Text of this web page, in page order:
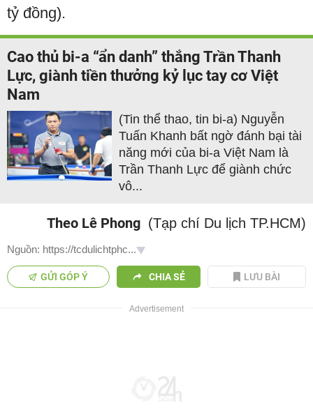
tỷ đồng).
Cao thủ bi-a “ẩn danh” thắng Trần Thanh
Lực, giành tiền thưởng kỷ lục tay cơ Việt
Nam
(Tin thể thao, tin bi-a) Nguyễn
Tuấn Khanh bất ngờ đánh bại tài
năng mới của bi-a Việt Nam là
Trần Thanh Lực để giành chức
vô...
Theo Lê Phong (Tạp chí Du lịch TP.HCM)
Nguồn: https://tcdulichtphc...
GỬI GÓP Ý CHIA SẺ LƯU BÀI